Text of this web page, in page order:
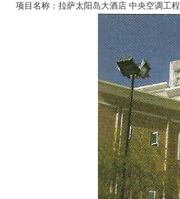
项目名称：拉萨太阳岛大酒店 中央空调工程